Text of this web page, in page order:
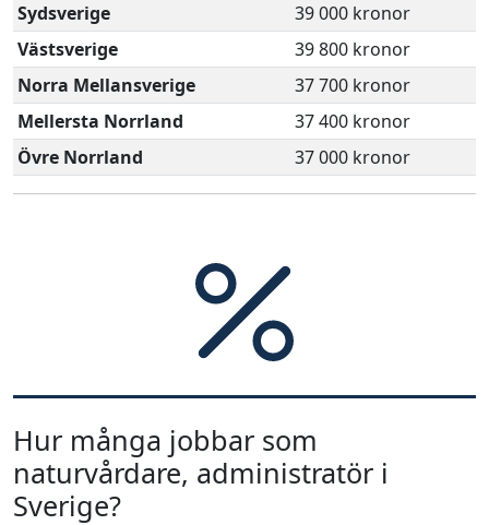
Sydsverige
39 000 kronor
Västsverige
39 800 kronor
Norra Mellansverige
37 700 kronor
Mellersta Norrland
37 400 kronor
Övre Norrland
37 000 kronor
Hur många jobbar som
naturvårdare, administratör i
Sverige?